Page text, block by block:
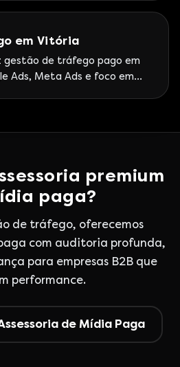
em Vitória
gestão de tráfego pago em
Ads, Meta Ads e foco em
premium
paga?
de tráfego, oferecemos
com auditoria profunda,
para empresas B2B que
performance.
de Mídia Paga